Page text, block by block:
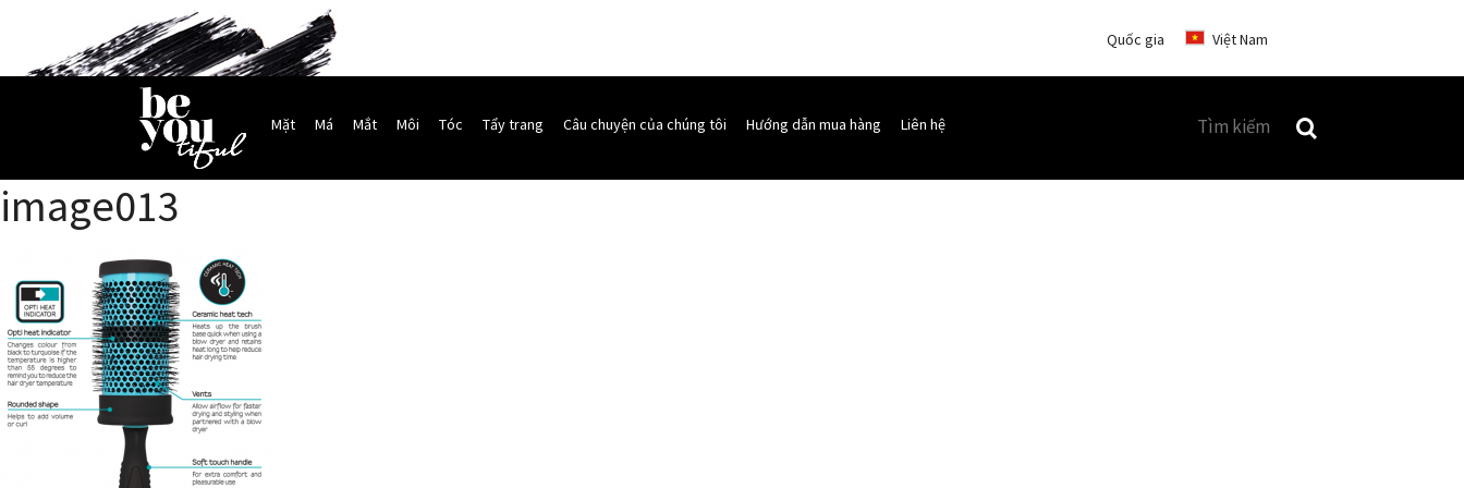
Quốc gia Việt Nam
Mặt Má Mắt Môi Tóc Tẩy trang Câu chuyện của chúng tôi Hướng dẫn mua hàng Liên hệ
image013